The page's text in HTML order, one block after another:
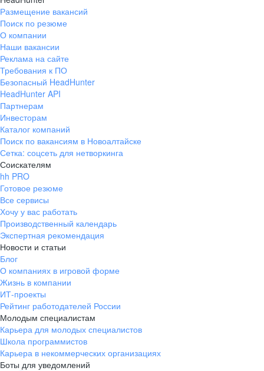
Размещение вакансий
Поиск по резюме
О компании
Наши вакансии
Реклама на сайте
Требования к ПО
Безопасный HeadHunter
HeadHunter API
Партнерам
Инвесторам
Каталог компаний
Поиск по вакансиям в Новоалтайске
Сетка: соцсеть для нетворкинга
Соискателям
hh PRO
Готовое резюме
Все сервисы
Хочу у вас работать
Производственный календарь
Экспертная рекомендация
Новости и статьи
Блог
О компаниях в игровой форме
Жизнь в компании
ИТ-проекты
Рейтинг работодателей России
Молодым специалистам
Карьера для молодых специалистов
Школа программистов
Карьера в некоммерческих организациях
Боты для уведомлений